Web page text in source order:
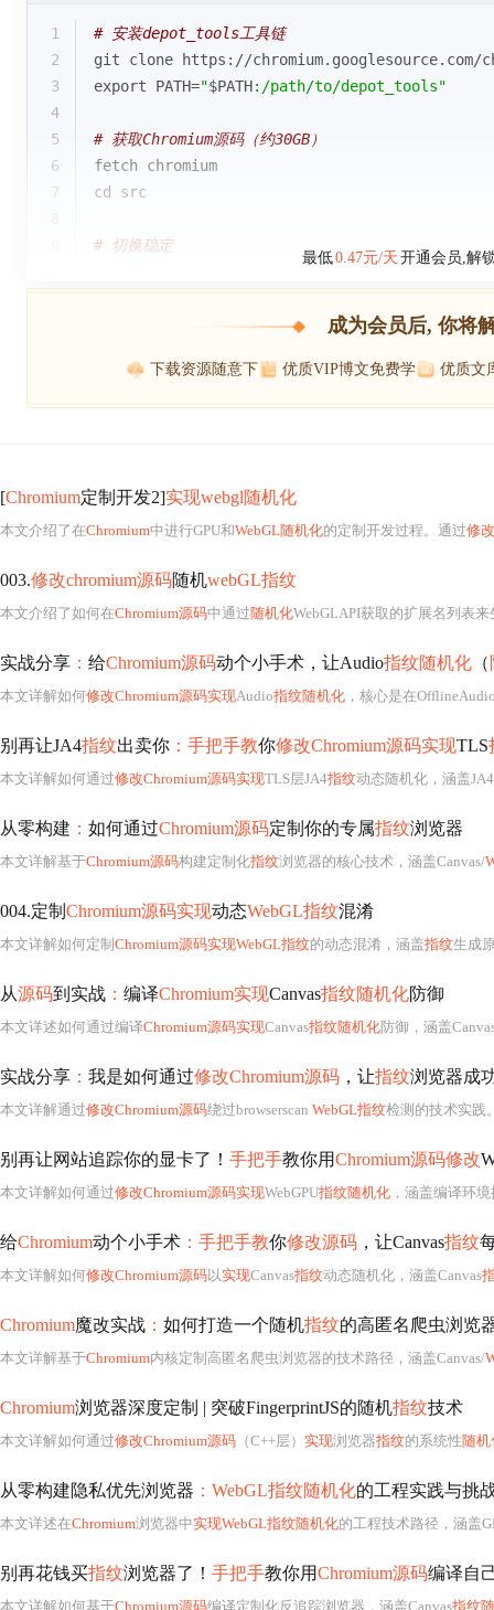
1
# 安装depot_tools工具链
2
git clone https://
3
export PATH="$PATH:/path/to/depot_tools"
4
5
# 获取Chromium源码（约30GB）
6
fetch chromium
7
cd
src
# 切换稳定
最低0.47元/天 开通会员,解
成为会员后, 你将
下载资源随意下 优质VIP博文免费学 优质文
[Chromium定制开发2]实现webgl随机化
本文介绍了在Chromium中进行GPU和WebGL随机化的定制开发过程。通过修
003.修改chromium源码随机webGL指纹
本文介绍了如何在Chromium源码中通过随机化WebGLAPI获取的扩展名列表
实战分享 ： 给Chromium源码动个小手术，让Audio指纹随机化 （
本文详解如何修改Chromium源码实现Audio指纹随机化 ，核心是在OfflineAudioContext初始化阶段对
别再让JA4指纹出卖你 ：手把手教你修改Chromium源码实现TLS
本文详解如何通过修改Chromium源码实现TLS层JA4指纹动态随机化，涵盖JA4生成原理、密码套件选择逻辑改造、
从零构建 ： 如何通过Chromium源码定制你的专属指纹浏览器
本文详解基于Chromium源码构建定制化指纹浏览器的核心技术，涵盖Canvas/
004.定制 Chromium源码实现动态WebGL指纹混淆
本文详解如何定制 Chromium源码实现WebGL指纹的动态混淆，涵盖指纹生成
从源码到实战 ： 编译Chromium实现Canvas指纹随机化防御
本文详述如何通过编译Chromium源码实现Canvas指纹随机化防御，涵盖
实战分享 ： 我是如何通过修改Chromium源码 ，让指纹浏览器成
本文详解通过修改Chromium源码绕过browserscan WebGL指纹检测的技术实践
别再让网站追踪你的显卡了！ 手把手教你用Chromium源码修改
本文详解如何通过修改Chromium源码实现WebGPU指纹随机化 ，涵盖编译环境搭建、GPU硬件参数（如显卡型号、驱动版本、纹理限
给Chromium动个小手术 ：手把手教你修改源码 ，让Canvas指纹
本文详解如何修改Chromium源码以实现Canvas指纹动态随机化，涵盖Canvas
Chromium魔改实战 ： 如何打造一个随机指纹的高匿名爬虫浏览
本文详解基于Chromium内核定制高匿名爬虫浏览器的技术路径，涵盖Canvas/
Chromium浏览器深度定制 | 突破FingerprintJS的随机指纹技术
本文详解如何通过修改Chromium源码 （C++层） 实现浏览器指纹的系统性随机
从零构建隐私优先浏览器 ：WebGL指纹随机化的工程实践与挑
本文详述在Chromium浏览器中实现WebGL指纹随机化的工程技术路径，涵盖GPU信息模糊化、扩展列表随机排序
别再花钱买指纹浏览器了！ 手把手教你用Chromium源码编译自
本文详解如何基于Chromium源码编译定制化反追踪浏览器，涵盖Canvas指纹